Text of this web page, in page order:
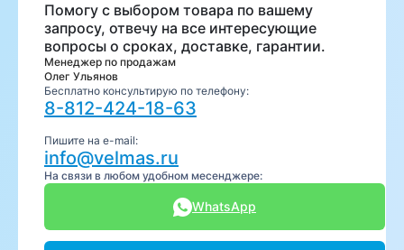
Помогу с выбором товара по вашему
запросу, отвечу на все интересующие
вопросы о сроках, доставке, гарантии.
Менеджер по продажам
Олег Ульянов
Бесплатно консультирую по телефону:
8-812-424-18-63
Пишите на e-mail:
info@velmas.ru
На связи в любом удобном месенджере:
WhatsApp